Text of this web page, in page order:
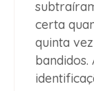
certa
quinta